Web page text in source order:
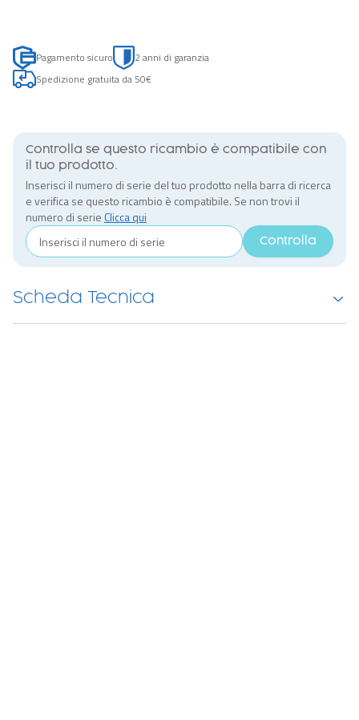
Pagamento sicuro
2 anni di garanzia
Spedizione gratuita da 50€
Controlla se questo ricambio è compatibile con
il tuo prodotto.
Inserisci il numero di serie del tuo prodotto nella barra di ricerca
e verifica se questo ricambio è compatibile. Se non trovi il
numero di serie Clicca qui
Controlla
Scheda Tecnica